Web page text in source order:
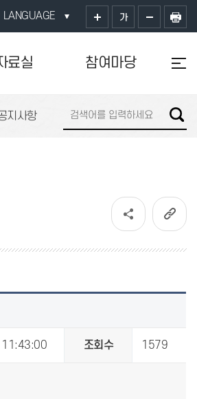
LANGUAGE 가
료실 참여마당
지사항
조회수 1579